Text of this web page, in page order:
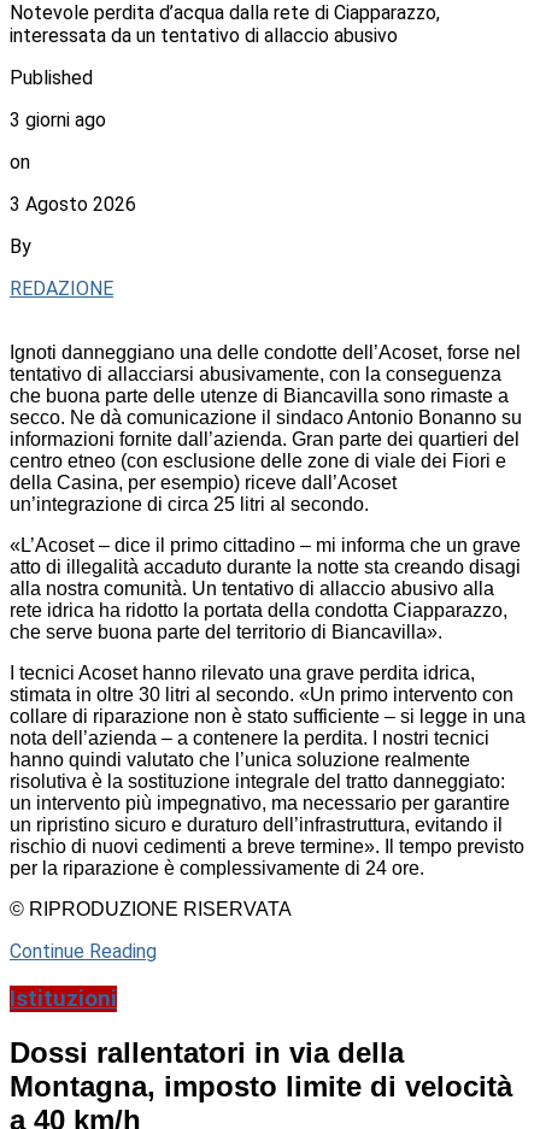
Notevole perdita d’acqua dalla rete di Ciapparazzo,
interessata da un tentativo di allaccio abusivo
Published
3 giorni ago
on
3 Agosto 2026
By
REDAZIONE
Ignoti danneggiano una delle condotte dell’Acoset, forse nel
tentativo di allacciarsi abusivamente, con la conseguenza
che buona parte delle utenze di Biancavilla sono rimaste a
secco. Ne dà comunicazione il sindaco Antonio Bonanno su
informazioni fornite dall’azienda. Gran parte dei quartieri del
centro etneo (con esclusione delle zone di viale dei Fiori e
della Casina, per esempio) riceve dall’Acoset
un’integrazione di circa 25 litri al secondo.
«L’Acoset – dice il primo cittadino – mi informa che un grave
atto di illegalità accaduto durante la notte sta creando disagi
alla nostra comunità. Un tentativo di allaccio abusivo alla
rete idrica ha ridotto la portata della condotta Ciapparazzo,
che serve buona parte del territorio di Biancavilla».
I tecnici Acoset hanno rilevato una grave perdita idrica,
stimata in oltre 30 litri al secondo. «Un primo intervento con
collare di riparazione non è stato sufficiente – si legge in una
nota dell’azienda – a contenere la perdita. I nostri tecnici
hanno quindi valutato che l’unica soluzione realmente
risolutiva è la sostituzione integrale del tratto danneggiato:
un intervento più impegnativo, ma necessario per garantire
un ripristino sicuro e duraturo dell’infrastruttura, evitando il
rischio di nuovi cedimenti a breve termine». Il tempo previsto
per la riparazione è complessivamente di 24 ore.
© RIPRODUZIONE RISERVATA
Continue Reading
Istituzioni
Dossi rallentatori in via della
Montagna, imposto limite di velocità
a 40 km/h